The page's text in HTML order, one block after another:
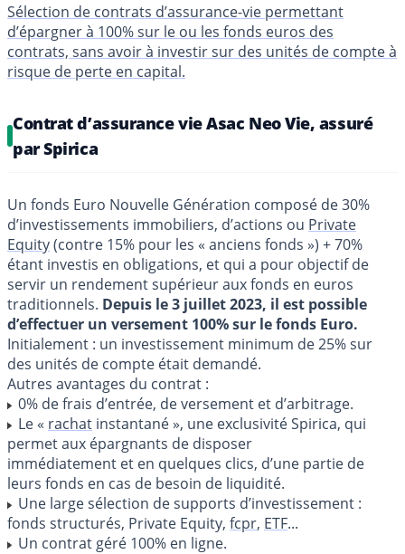
Sélection de contrats d’assurance-vie permettant
d’épargner à 100% sur le ou les fonds euros des
contrats, sans avoir à investir sur des unités de compte à
risque de perte en capital.
Contrat d’assurance vie Asac Neo Vie, assuré
par Spirica
Un fonds Euro Nouvelle Génération composé de 30%
d’investissements immobiliers, d’actions ou Private
Equity(contre 15% pour les « anciens fonds ») + 70%
étant investis en obligations, et qui a pour objectif de
servir un rendement supérieur aux fonds en euros
traditionnels. Depuis le 3 juillet 2023, il est possible
d’effectuer un versement 100% sur le fonds Euro.
Initialement : un investissement minimum de 25% sur
des unités de compte était demandé.
Autres avantages du contrat :
0% de frais d’entrée, de versement et d’arbitrage.
Le « rachat instantané », une exclusivité Spirica, qui
permet aux épargnants de disposer
immédiatement et en quelques clics, d’une partie de
leurs fonds en cas de besoin de liquidité.
Une large sélection de supports d’investissement :
fonds structurés, Private Equity, fcpr, ETF...
Un contrat géré 100% en ligne.